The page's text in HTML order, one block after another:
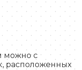
можно с
расположенных